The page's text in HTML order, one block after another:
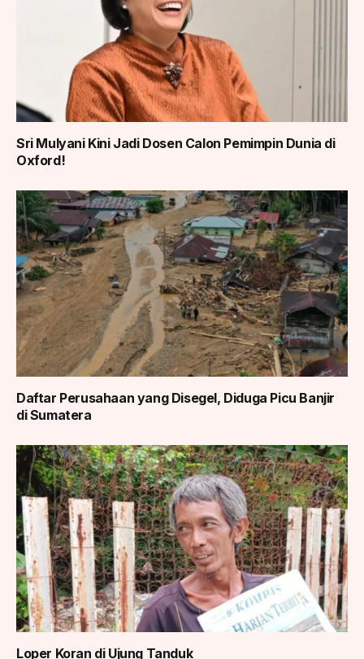
Sri Mulyani Kini Jadi Dosen Calon Pemimpin Dunia di
Oxford!
Daftar Perusahaan yang Disegel, Diduga Picu Banjir
di Sumatera
Loper Koran di Ujung Tanduk